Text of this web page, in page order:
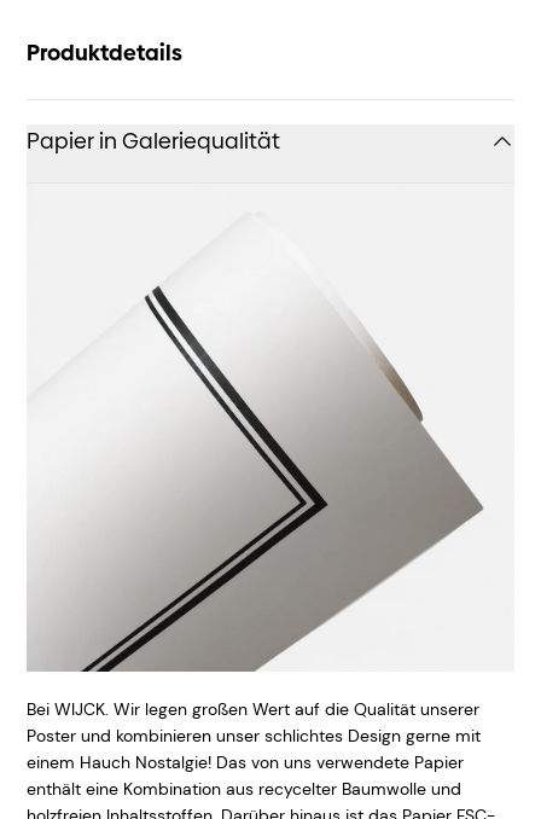
Produktdetails
Papier in Galeriequalität
Bei WIJCK. Wir legen großen Wert auf die Qualität unserer
Poster und kombinieren unser schlichtes Design gerne mit
einem Hauch Nostalgie! Das von uns verwendete Papier
enthält eine Kombination aus recycelter Baumwolle und